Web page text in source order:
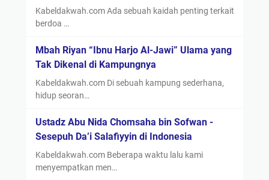
Kabeldakwah.com Ada sebuah kaidah penting terkait
berdoa …
Mbah Riyan “Ibnu Harjo Al-Jawi” Ulama yang
Tak Dikenal di Kampungnya
Kabeldakwah.com Di sebuah kampung sederhana,
hidup seoran…
Ustadz Abu Nida Chomsaha bin Sofwan -
Sesepuh Da’i Salafiyyin di Indonesia
Kabeldakwah.com Beberapa waktu lalu kami
menyempatkan men…